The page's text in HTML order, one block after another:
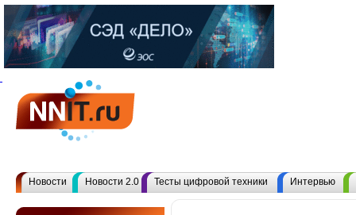
Новости Новости 2.0 Тесты цифровой техники Интервью